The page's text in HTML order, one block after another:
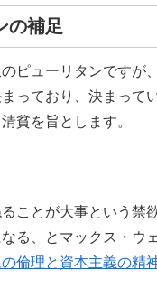
の補足
ピューリタンですが
っており、決まって
貧を旨とします。
ことが大事という禁
る、とマックス・ウ
倫理と資本主義の精